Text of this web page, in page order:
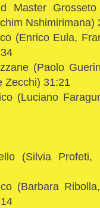
Master
Nshimirimana)
(Enrico Eula,
(Paolo
Zecchi) 31:21
(Luciano
(Silvia
(Barbara